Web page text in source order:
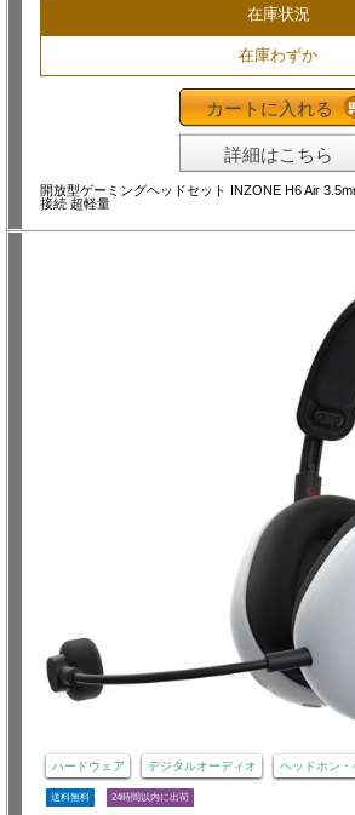
在庫状況
在庫わずか
カートに入れる
詳細はこちら
開放型ゲーミングヘッドセット INZONE H6 Air
接続 超軽量
ハードウェア デジタルオーディオ ヘッドホン・
送料無料 24時間以内に出荷